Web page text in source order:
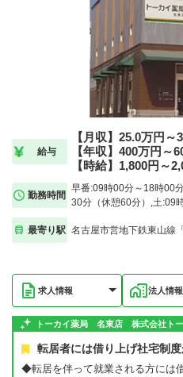
給与
【月収】25.0万円～
【年収】400万円～
【時給】1,800円～
勤務時間
早番:09時00分～18時00
30分（休憩60分）,土:09
最寄り駅 名古屋市営地下鉄東山線
求人情報 法人情報
トーカイ薬局 名東店 株式会社ト
転居者には借り上げ社宅制度
◆転居を伴って就業される方には